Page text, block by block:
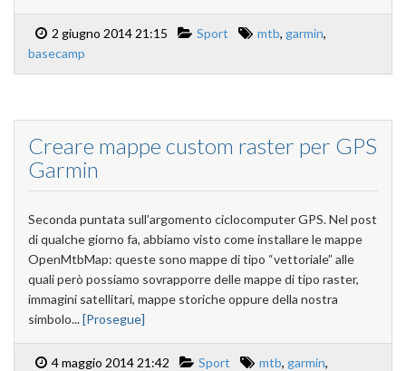
2 giugno 2014 21:15 Sport mtb, garmin,
basecamp
Creare mappe custom raster per GPS
Garmin
Seconda puntata sull’argomento ciclocomputer GPS. Nel post
di qualche giorno fa, abbiamo visto come installare le mappe
OpenMtbMap: queste sono mappe di tipo “vettoriale” alle
quali però possiamo sovrapporre delle mappe di tipo raster,
immagini satellitari, mappe storiche oppure della nostra
simbolo...[Prosegue]
4 maggio 2014 21:42 Sport mtb, garmin,